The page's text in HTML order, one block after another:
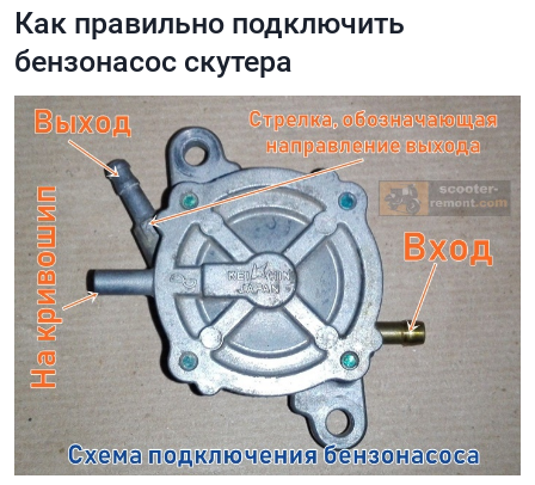
Как правильно подключить
бензонасос скутера